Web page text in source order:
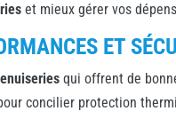
et mieux gérer vos
ET
qui offrent de
concilier protection